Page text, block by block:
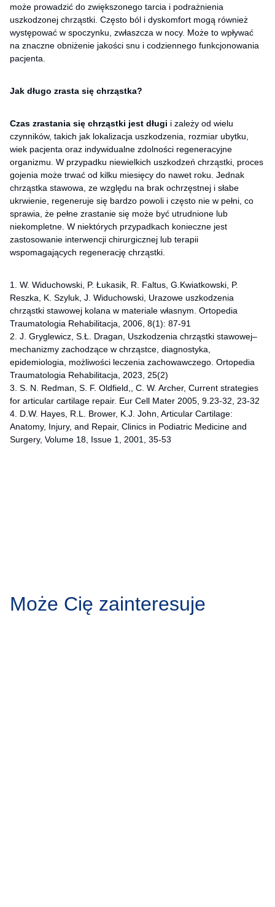
może prowadzić do zwiększonego tarcia i podrażnienia
uszkodzonej chrząstki. Często ból i dyskomfort mogą również
występować w spoczynku, zwłaszcza w nocy. Może to wpływać
na znaczne obniżenie jakości snu i codziennego funkcjonowania
pacjenta.
Jak długo zrasta się chrząstka?
Czas zrastania się chrząstki jest długi i zależy od wielu
czynników, takich jak lokalizacja uszkodzenia, rozmiar ubytku,
wiek pacjenta oraz indywidualne zdolności regeneracyjne
organizmu. W przypadku niewielkich uszkodzeń chrząstki, proces
gojenia może trwać od kilku miesięcy do nawet roku. Jednak
chrząstka stawowa, ze względu na brak ochrzęstnej i słabe
ukrwienie, regeneruje się bardzo powoli i często nie w pełni, co
sprawia, że pełne zrastanie się może być utrudnione lub
niekompletne. W niektórych przypadkach konieczne jest
zastosowanie interwencji chirurgicznej lub terapii
wspomagających regenerację chrząstki.
1. W. Widuchowski, P. Łukasik, R. Faltus, G.Kwiatkowski, P.
Reszka, K. Szyluk, J. Widuchowski, Urazowe uszkodzenia
chrząstki stawowej kolana w materiale własnym. Ortopedia
Traumatologia Rehabilitacja, 2006, 8(1): 87-91
2. J. Gryglewicz, S.Ł. Dragan, Uszkodzenia chrząstki stawowej–
mechanizmy zachodzące w chrząstce, diagnostyka,
epidemiologia, możliwości leczenia zachowawczego. Ortopedia
Traumatologia Rehabilitacja, 2023, 25(2)
3. S. N. Redman, S. F. Oldfield,, C. W. Archer, Current strategies
for articular cartilage repair. Eur Cell Mater 2005, 9.23-32, 23-32
4. D.W. Hayes, R.L. Brower, K.J. John, Articular Cartilage:
Anatomy, Injury, and Repair, Clinics in Podiatric Medicine and
Surgery, Volume 18, Issue 1, 2001, 35-53
Może Cię zainteresuje